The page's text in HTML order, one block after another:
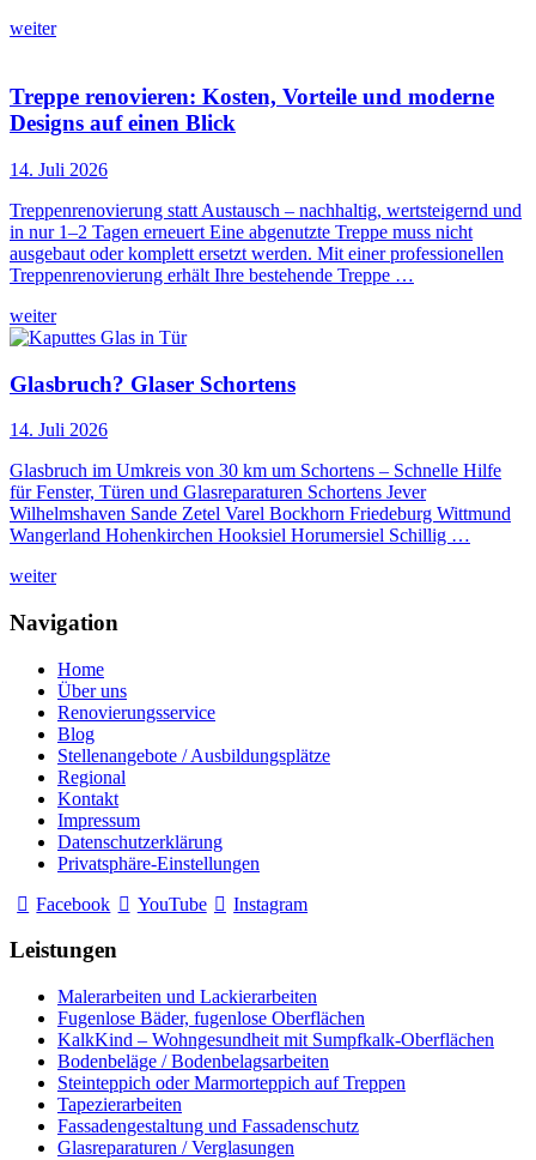
weiter
Treppe renovieren: Kosten, Vorteile und moderne
Designs auf einen Blick
14. Juli 2026
Treppenrenovierung statt Austausch – nachhaltig, wertsteigernd und
in nur 1–2 Tagen erneuert Eine abgenutzte Treppe muss nicht
ausgebaut oder komplett ersetzt werden. Mit einer professionellen
Treppenrenovierung erhält Ihre bestehende Treppe …
weiter
Glasbruch? Glaser Schortens
14. Juli 2026
Glasbruch im Umkreis von 30 km um Schortens – Schnelle Hilfe
für Fenster, Türen und Glasreparaturen Schortens Jever
Wilhelmshaven Sande Zetel Varel Bockhorn Friedeburg Wittmund
Wangerland Hohenkirchen Hooksiel Horumersiel Schillig …
weiter
Navigation
Home
Über uns
Renovierungsservice
Blog
Stellenangebote / Ausbildungsplätze
Regional
Kontakt
Impressum
Datenschutzerklärung
Privatsphäre-Einstellungen
Facebook
YouTube Instagram
Leistungen
Malerarbeiten und Lackierarbeiten
Fugenlose Bäder, fugenlose Oberflächen
KalkKind – Wohngesundheit mit Sumpfkalk-Oberflächen
Bodenbeläge / Bodenbelagsarbeiten
Steinteppich oder Marmorteppich auf Treppen
Tapezierarbeiten
Fassadengestaltung und Fassadenschutz
Glasreparaturen / Verglasungen